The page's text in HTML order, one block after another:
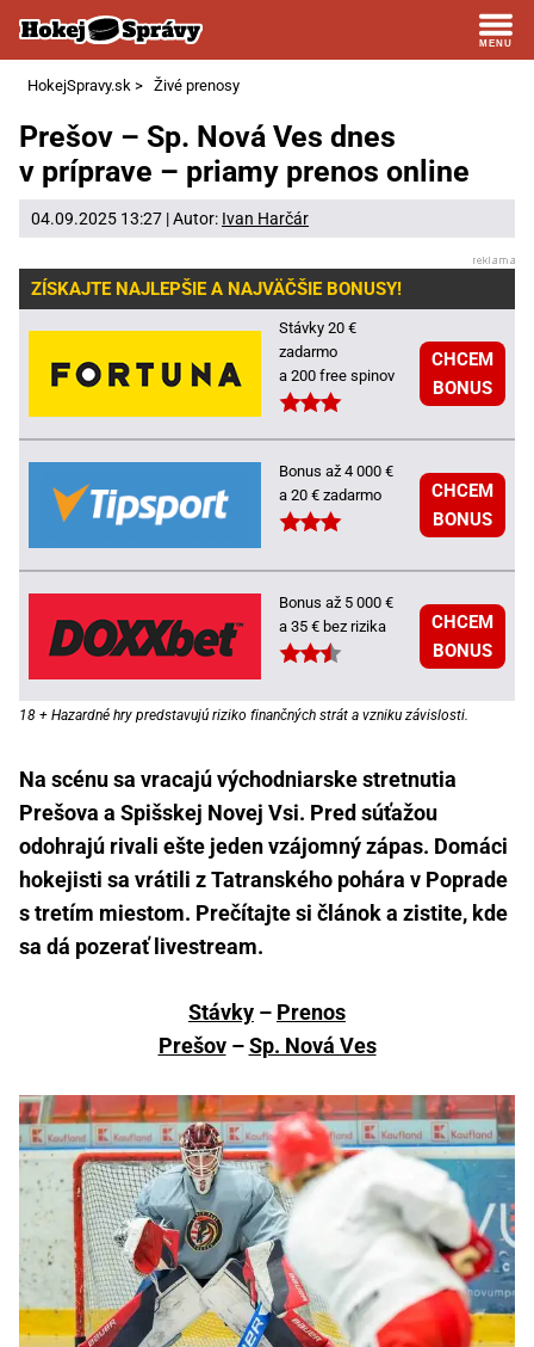
HokejSpravy.sk > Živé prenosy
Prešov – Sp. Nová Ves dnes
v príprave – priamy prenos online
04.09.2025 13:27 | Autor: Ivan Harčár
ZÍSKAJTE NAJLEPŠIE A NAJVÄČŠIE BONUSY!
Stávky 20 €
zadarmo
a 200 free spinov
CHCEM
BONUS
Bonus až 4 000 €
a 20 € zadarmo
CHCEM
BONUS
Bonus až 5 000 €
a 35 € bez rizika
CHCEM
BONUS
18 + Hazardné hry predstavujú riziko finančných strát a vzniku závislosti.
Na scénu sa vracajú východniarske stretnutia
Prešova a Spišskej Novej Vsi. Pred súťažou
odohrajú rivali ešte jeden vzájomný zápas. Domáci
hokejisti sa vrátili z Tatranského pohára v Poprade
s tretím miestom. Prečítajte si článok a zistite, kde
sa dá pozerať livestream.
Stávky – Prenos
Prešov–Sp. Nová Ves